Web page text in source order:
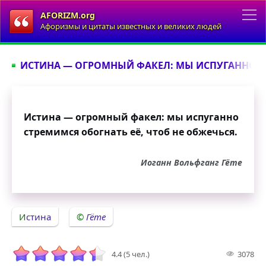
AFORIZM.org
Афоризмы и цитаты известных и великих людей
ИСТИНА — ОГРОМНЫЙ ФАКЕЛ: МЫ ИСПУГАННО
Истина — огромный факел: мы испуганно
стремимся обогнать её, чтоб не обжечься.
Иоганн Вольфганг Гёте
Истина Гёте
4.4 (5 чел.) 3078